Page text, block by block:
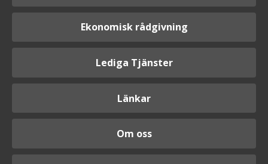
Ekonomisk rådgivning
Lediga Tjänster
Länkar
Om oss